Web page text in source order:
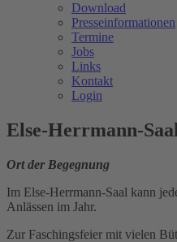
Download
Presseinformationen
Termine
Jobs
Links
Kontakt
Login
Else-Herrmann-Saal
Ort der Begegnung
Im Else-Herrmann-Saal kann
Anlässen im Jahr.
Zur Faschingsfeier mit vielen